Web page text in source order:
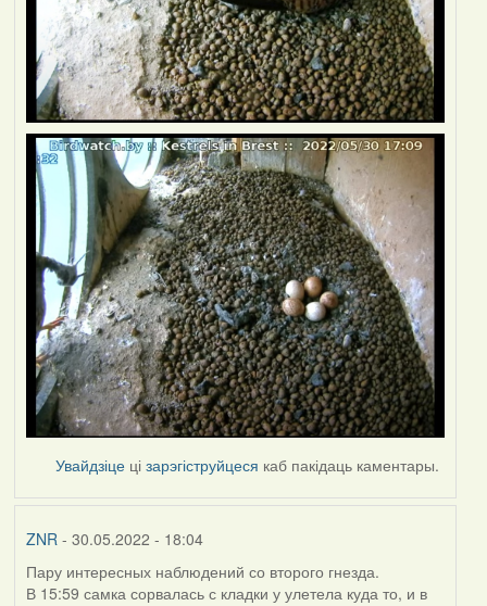
Увайдзіце цізарэгіструйцеся каб пакідаць каментары.
ZNR - 30.05.2022 - 18:04
Пару интересных наблюдений со второго гнезда.
В 15:59 самка сорвалась с кладки у улетела куда то, и в